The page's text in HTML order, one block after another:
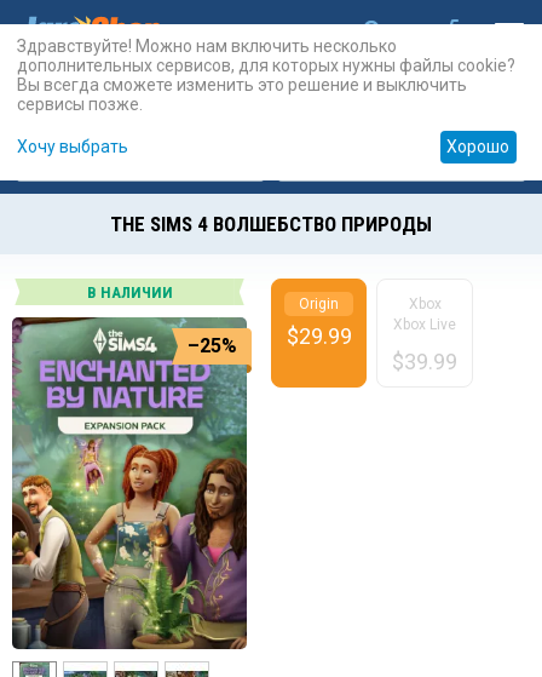
Карты Prepaid
THE SIMS 4 ВОЛШЕБСТВО ПРИРОДЫ
В НАЛИЧИИ
–25%
Origin
$29.99
Xbox
Xbox Live
$39.99
Здравствуйте! Можно нам включить несколько
дополнительных сервисов, для которых нужны файлы cookie?
Вы всегда сможете изменить это решение и выключить
сервисы позже.
Хочу выбрать Хорошо